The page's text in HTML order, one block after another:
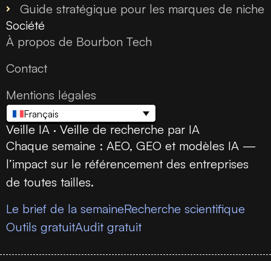
Guide stratégique pour les marques de niche
Société
À propos de Bourbon Tech
Contact
Mentions légales
Français
Veille IA · Veille de recherche par IA
Chaque semaine : AEO, GEO et modèles IA —
l’impact sur le référencement des entreprises
de toutes tailles.
Le brief de la semaineRecherche scientifique
Outils gratuitAudit gratuit